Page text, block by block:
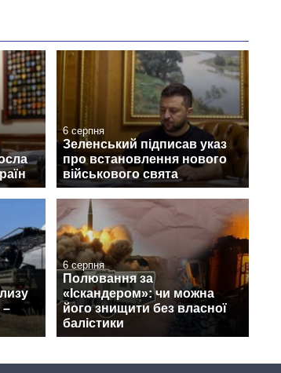
6 серпня
Зеленський підписав указ
про встановлення нового
військового свята
–
6 серпня
Полювання за
«Іскандером»: чи можна
його знищити без власної
балістики